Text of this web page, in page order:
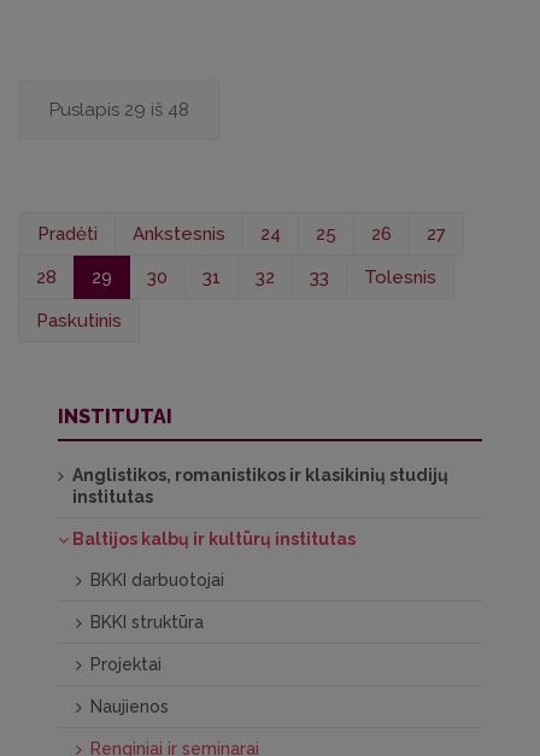
Puslapis 29 iš 48
Pradėti Ankstesnis 24 25 26
27
28
29 30 31 32 33
Tolesnis
Paskutinis
INSTITUTAI
Anglistikos, romanistikos ir klasikinių studijų
institutas
Baltijos kalbų ir kultūrų institutas
BKKI darbuotojai
BKKI struktūra
Projektai
Naujienos
Renginiai ir seminarai